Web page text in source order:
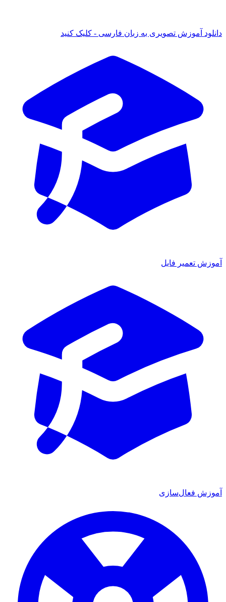
دانلود آموزش تصویری به زبان فارسی - کلیک کنید
آموزش تعمیر فایل
آموزش فعال‌سازی